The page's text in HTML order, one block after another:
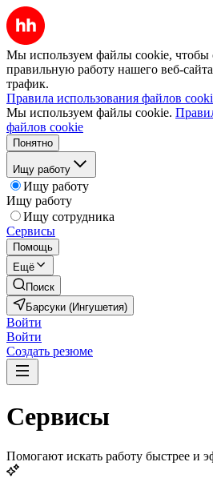
Мы используем файлы cookie, чтобы
правильную работу нашего веб-
трафик.
Правила использования файлов
Мы используем файлы cookie.
файлов cookie
Понятно
Ищу работу
Ищу работу
Ищу работу
Ищу сотрудника
Сервисы
Помощь
Ещё
Поиск
Барсуки (Ингушетия)
Войти
Войти
Создать резюме
Сервисы
Помогают искать работу быстрее и